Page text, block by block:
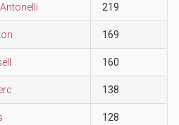
219
169
160
138
128